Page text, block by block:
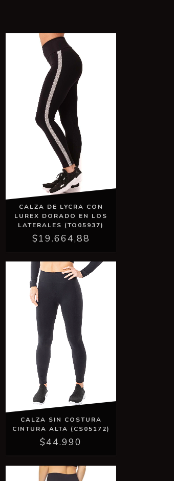
CALZA DE LYCRA CON
LUREX DORADO EN LOS
LATERALES (TO05937)
$19.664,88
CALZA SIN COSTURA
CINTURA ALTA (CS05172)
$44.990